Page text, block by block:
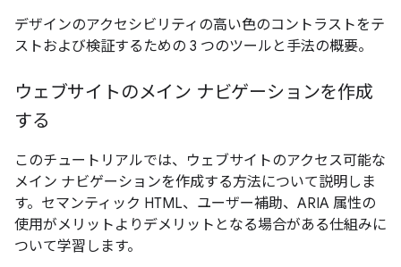
デザインのアクセシビリティの高い色のコントラストをテ
ストおよび検証するための 3 つのツールと手法の概要。
ウェブサイトのメイン ナビゲーションを作成
する
このチュートリアルでは、ウェブサイトのアクセス可能な
メイン ナビゲーションを作成する方法について説明しま
す。セマンティック HTML、ユーザー補助、ARIA 属性の
使用がメリットよりデメリットとなる場合がある仕組みに
ついて学習します。